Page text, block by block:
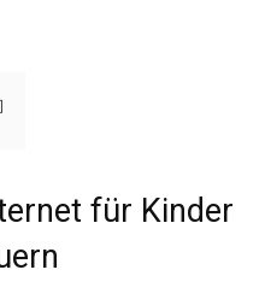
für Kinder